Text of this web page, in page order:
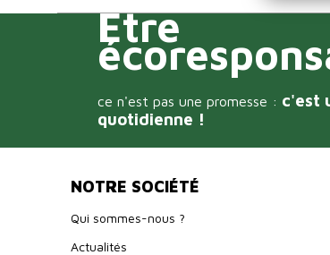
Être
ce n'est pas une promesse : c'est
quotidienne !
NOTRE SOCIÉTÉ
Qui sommes-nous ?
Actualités